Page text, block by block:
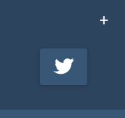
Twitter